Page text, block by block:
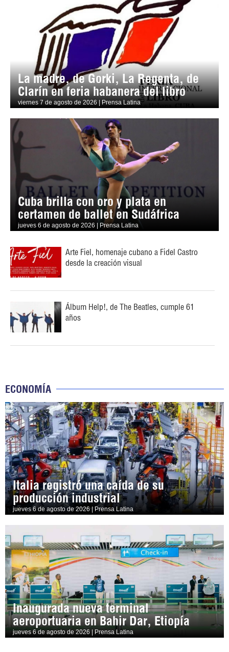
La madre, de Gorki, La Regenta, de
Clarín en feria habanera del libro
viernes 7 de agosto de 2026 | Prensa Latina
Cuba brilla con oro y plata en
certamen de ballet en Sudáfrica
jueves 6 de agosto de 2026 | Prensa Latina
Arte Fiel, homenaje cubano a Fidel Castro
desde la creación visual
Álbum Help!, de The Beatles, cumple 61
años
ECONOMÍA
Italia registró una caída de su
producción industrial
jueves 6 de agosto de 2026 | Prensa Latina
Inaugurada nueva terminal
aeroportuaria en Bahir Dar, Etiopía
jueves 6 de agosto de 2026 | Prensa Latina